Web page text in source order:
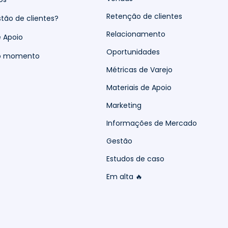
de clientes?
Apoio
momento
Retenção de clientes
Relacionamento
Oportunidades
Métricas de Varejo
Materiais de Apoio
Marketing
Informações de Mercado
Gestão
Estudos de caso
Em alta 🔥